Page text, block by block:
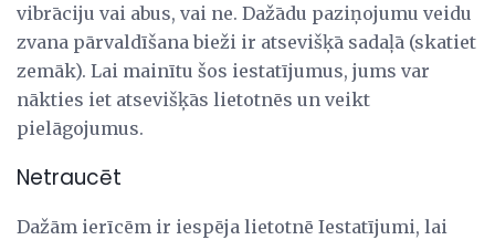
vibrāciju vai abus, vai ne. Dažādu paziņojumu veidu
zvana pārvaldīšana bieži ir atsevišķā sadaļā (skatiet
zemāk). Lai mainītu šos iestatījumus, jums var
nākties iet atsevišķās lietotnēs un veikt
pielāgojumus.
Netraucēt
Dažām ierīcēm ir iespēja lietotnē Iestatījumi, lai